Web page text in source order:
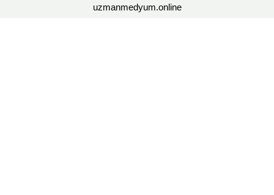
uzmanmedyum.online